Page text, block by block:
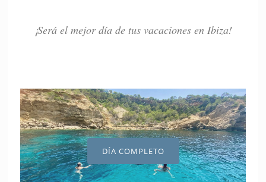
¡Será el mejor día de tus vacaciones en Ibiza!
DÍA COMPLETO